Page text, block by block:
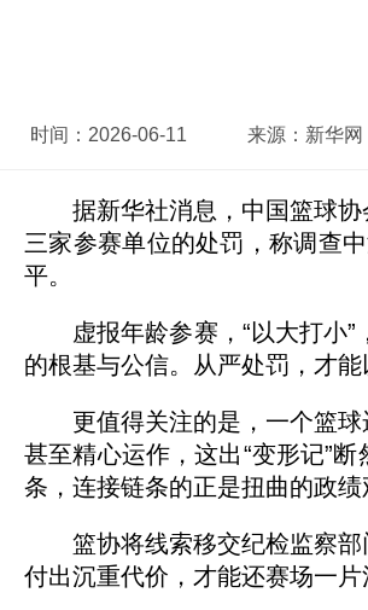
时间： 2026-06-11 来源： 新华网
据新华社消息，中国篮球协
三家参赛单位的处罚，称调查
平。
虚报年龄参赛，“以大打小”
的根基与公信。从严处罚，才能
更值得关注的是，一个篮球
甚至精心运作，这出“变形记”
条，连接链条的正是扭曲的政绩
篮协将线索移交纪检监察部
付出沉重代价，才能还赛场一片